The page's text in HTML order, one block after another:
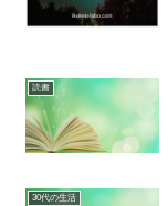
読書
30代の生活